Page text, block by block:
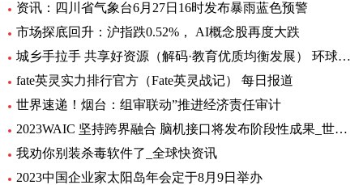
资讯：四川省气象台6月27日16时发布暴雨蓝色预警
市场探底回升：沪指跌0.52%， AI概念股再度大跌
城乡手拉手 共享好资源（解码·教育优质均衡发展） 环球通讯
fate英灵实力排行官方（Fate英灵战记） 每日报道
世界速递！烟台：组审联动”推进经济责任审计
2023WAIC 坚持跨界融合 脑机接口将发布阶段性成果_世界热讯
我劝你别装杀毒软件了_全球快资讯
2023中国企业家太阳岛年会定于8月9日举办